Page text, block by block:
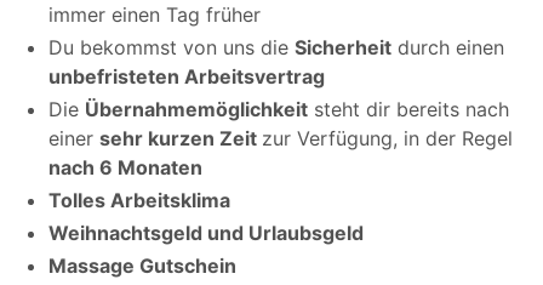
immer einen Tag früher
Du bekommst von uns die Sicherheit durch einen
unbefristeten Arbeitsvertrag
Die Übernahmemöglichkeit steht dir bereits nach
einer sehr kurzen Zeit zur Verfügung, in der Regel
nach 6 Monaten
Tolles Arbeitsklima
Weihnachtsgeld und Urlaubsgeld
Massage Gutschein